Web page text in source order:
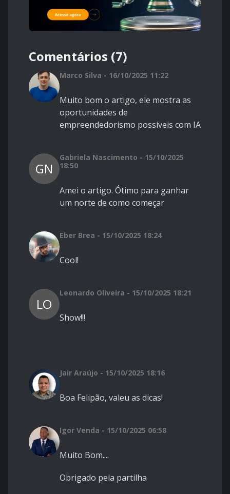
Comentários (7)
Marco Silva - 16/10/2025 11:22
Muito bom o artigo, ele mostra as
oportunidades de
empreendedorismo possíveis com IA
GN
Gabriela Nascimento - 15/10/2025
18:50
Amei o artigo. Ótimo para ganhar
um norte de como começar
Eber Brea - 15/10/2025 18:24
Cool!
LO
Leonardo Oliveira - 15/10/2025 18:21
Show!!!
Jair Araújo - 15/10/2025 18:16
Boa Felipão, valeu as dicas!
Igor Venda - 15/10/2025 06:58
Muito Bom....
Obrigado pela partilha